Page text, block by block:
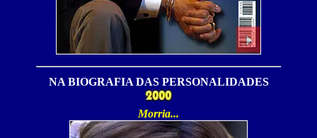
NA BIOGRAFIA DAS PERSONALIDADES
Morria...